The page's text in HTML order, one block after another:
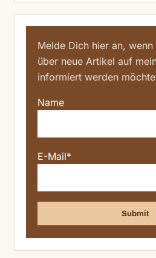
Melde Dich hier an, wenn
über neue Artikel auf
informiert werden
Name
E-Mail*